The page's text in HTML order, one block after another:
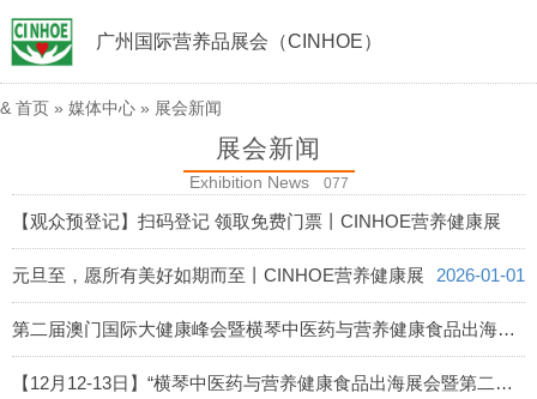
广州国际营养品展会（CINHOE）
& 首页 » 媒体中心 » 展会新闻
展会新闻
Exhibition News 077
【观众预登记】扫码登记 领取免费门票丨CINHOE营养健康展
2026-01-29
元旦至，愿所有美好如期而至丨CINHOE营养健康展 2026-01-01
第二届澳门国际大健康峰会暨横琴中医药与营养健康食品出海展会成功召开
2025-12-16
【12月12-13日】“横琴中医药与营养健康食品出海展会暨第二届澳门国际大健康峰会”即将启幕